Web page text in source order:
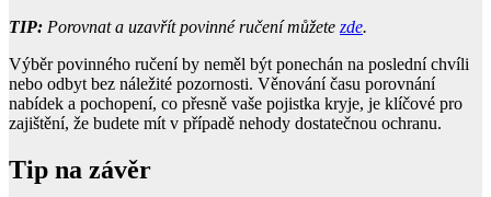
TIP: Porovnat a uzavřít povinné ručení můžete zde.
Výběr povinného ručení by neměl být ponechán na poslední chvíli
nebo odbyt bez náležité pozornosti. Věnování času porovnání
nabídek a pochopení, co přesně vaše pojistka kryje, je klíčové pro
zajištění, že budete mít v případě nehody dostatečnou ochranu.
Tip na závěr